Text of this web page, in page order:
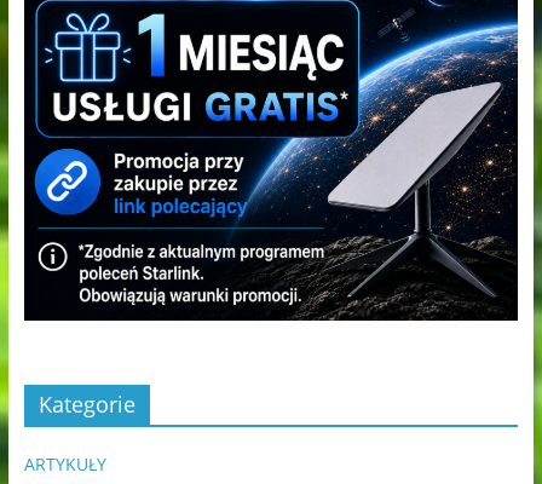
Kategorie
ARTYKUŁY